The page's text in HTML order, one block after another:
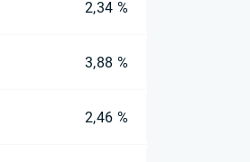
2,34 %
3,88 %
2,46 %